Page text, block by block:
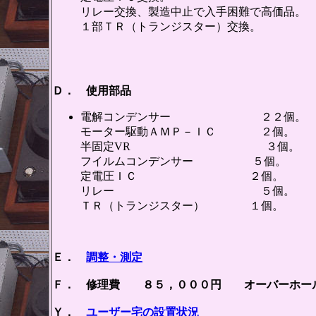
リレー交換、製造中止で入手困難で高価品。
１部ＴＲ（トランジスター）交換。
Ｄ． 使用部品
電解コンデンサー ２２個。
モーター駆動ＡＭＰ－ＩＣ ２個。
半固定VR ３個。
フイルムコンデンサー ５個。
定電圧ＩＣ ２個。
リレー ５個。
ＴＲ（トランジスター） １個。
Ｅ． 調整・測定
Ｆ． 修理費 ８５，０００円 オーバーホー
Ｙ． ユーザー宅の設置状況